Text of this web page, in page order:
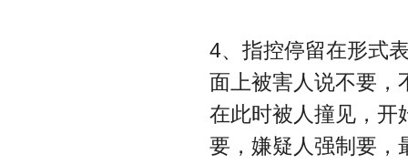
4、指控停留在形式
面上被害人说不要，
在此时被人撞见，开
要，嫌疑人强制要，